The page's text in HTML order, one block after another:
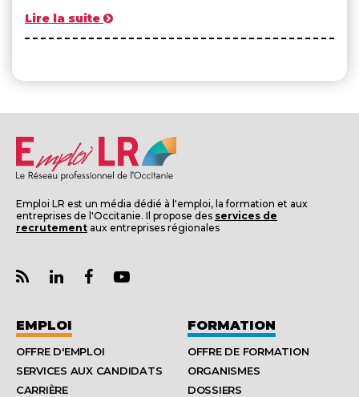
Lire la suite
Emploi LR est un média dédié à l'emploi, la formation et aux
entreprises de l'Occitanie. Il propose des services de
recrutement aux entreprises régionales
EMPLOI
OFFRE D'EMPLOI
SERVICES AUX CANDIDATS
CARRIÈRE
FORMATION
OFFRE DE FORMATION
ORGANISMES
DOSSIERS